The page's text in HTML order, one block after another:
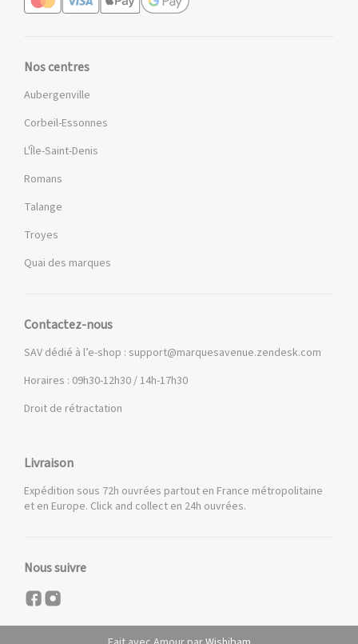
Nos centres
Aubergenville
Corbeil-Essonnes
L'Île-Saint-Denis
Romans
Talange
Troyes
Quai des marques
Contactez-nous
SAV dédié à l’e-shop : support@marquesavenue.zendesk.com
Horaires : 09h30-12h30 / 14h-17h30
Droit de rétractation
Livraison
Expédition sous 72h ouvrées partout en France métropolitaine
et en Europe. Click and collect en 24h ouvrées.
Nous suivre